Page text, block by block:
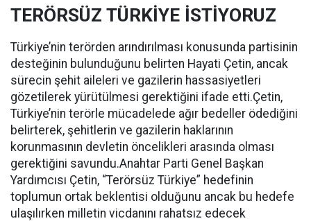
TERÖRSÜZ TÜRKİYE İSTİYORUZ
Türkiye’nin terörden arındırılması konusunda partisinin
desteğinin bulunduğunu belirten Hayati Çetin, ancak
sürecin şehit aileleri ve gazilerin hassasiyetleri
gözetilerek yürütülmesi gerektiğini ifade etti.Çetin,
Türkiye’nin terörle mücadelede ağır bedeller ödediğini
belirterek, şehitlerin ve gazilerin haklarının
korunmasının devletin öncelikleri arasında olması
gerektiğini savundu.Anahtar Parti Genel Başkan
Yardımcısı Çetin, “Terörsüz Türkiye” hedefinin
toplumun ortak beklentisi olduğunu ancak bu hedefe
ulaşılırken milletin vicdanını rahatsız edecek